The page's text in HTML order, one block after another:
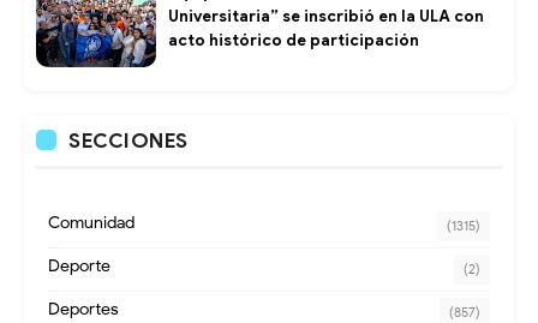
Universitaria” se inscribió en la ULA con
acto histórico de participación
SECCIONES
Comunidad (1315)
Deporte (2)
Deportes (857)